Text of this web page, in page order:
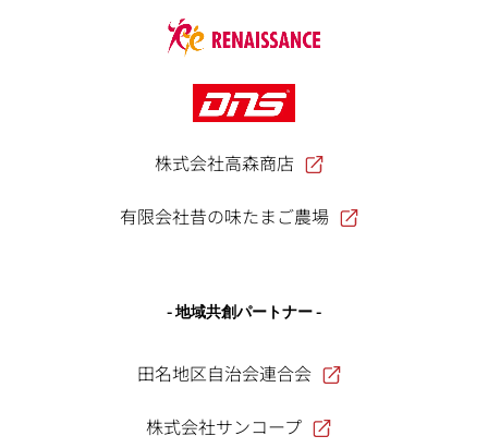
株式会社高森商店
有限会社昔の味たまご農場
- 地域共創パートナー -
田名地区自治会連合会
株式会社サンコープ